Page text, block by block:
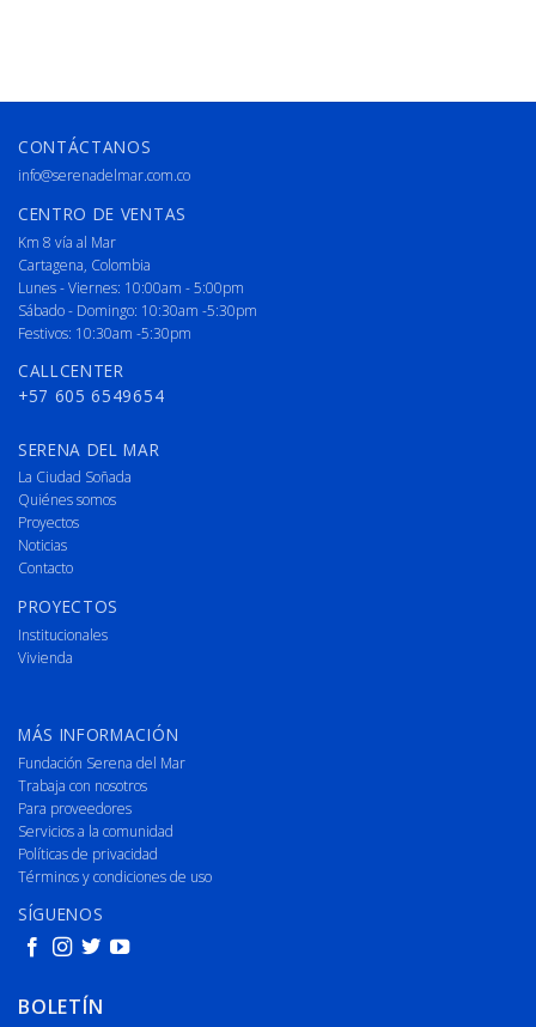
CONTÁCTANOS
info@serenadelmar.com.co
CENTRO DE VENTAS
Km 8 vía al Mar
Cartagena, Colombia
Lunes - Viernes: 10:00am - 5:00pm
Sábado - Domingo: 10:30am -5:30pm
Festivos: 10:30am -5:30pm
CALLCENTER
+57 605 6549654
SERENA DEL MAR
La Ciudad Soñada
Quiénes somos
Proyectos
Noticias
Contacto
PROYECTOS
Institucionales
Vivienda
MÁS INFORMACIÓN
Fundación Serena del Mar
Trabaja con nosotros
Para proveedores
Servicios a la comunidad
Políticas de privacidad
Términos y condiciones de uso
SÍGUENOS
BOLETÍN